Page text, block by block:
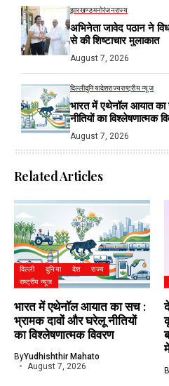
झारखण्डमनोरंजनराज्य
अभिनेता जावेद पठान ने
से की शिष्टाचार मुलाकात
August 7, 2026
दिल्लीदुनियादेशराज्यराष्ट्रीय न्यूज
भारत में एथेनॉल आयात
नीतियों का विश्लेषणात्मक
August 7, 2026
Related Articles
दिल्ली दुनिया देश
राज्य
राष्ट्रीय न्यूज
भारत में एथेनॉल आयात का सच :
भ्रामक दावों और घरेलू नीतियों
का विश्लेषणात्मक विवरण
ByYudhishthir Mahato
August 7, 2026